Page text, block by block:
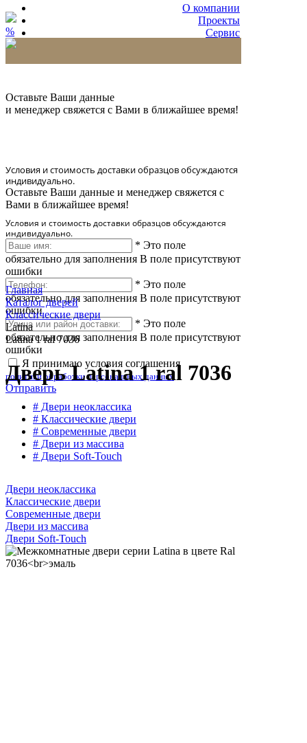
О компании
Проекты
Сервис
%
Оставьте Ваши данные
и менеджер свяжется с Вами в ближайшее время!
Условия и стоимость доставки образцов обсуждаются
индивидуально.
Оставьте Ваши данные и менеджер свяжется с
Вами в ближайшее время!
Условия и стоимость доставки образцов обсуждаются
индивидуально.
* Это поле
обязательно для заполнения В поле присутствуют
ошибки
* Это поле
обязательно для заполнения В поле присутствуют
ошибки
* Это поле
обязательно для заполнения В поле присутствуют
ошибки
Я принимаю условия соглашения
политики обработки персональных данных
Отправить
Главная
Каталог дверей
Классические двери
Latina
Latina 1 ral 7036
Дверь Latina 1 ral 7036
# Двери неоклассика
# Классические двери
# Современные двери
# Двери из массива
# Двери Soft-Touch
Двери неоклассика
Классические двери
Современные двери
Двери из массива
Двери Soft-Touch